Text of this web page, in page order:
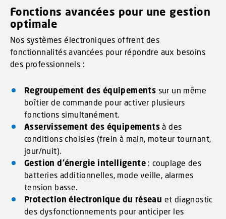
Fonctions avancées pour une gestion
optimale
Nos systèmes électroniques offrent des
fonctionnalités avancées pour répondre aux besoins
des professionnels :
Regroupement des équipements sur un même
boîtier de commande pour activer plusieurs
fonctions simultanément.
Asservissement des équipements à des
conditions choisies (frein à main, moteur tournant,
jour/nuit).
Gestion d’énergie intelligente : couplage des
batteries additionnelles, mode veille, alarmes
tension basse.
Protection électronique du réseau et diagnostic
des dysfonctionnements pour anticiper les